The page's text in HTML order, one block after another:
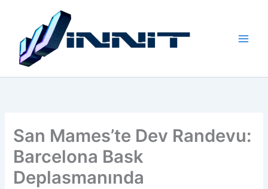
San Mames’te Dev Randevu:
Barcelona Bask
Deplasmanında